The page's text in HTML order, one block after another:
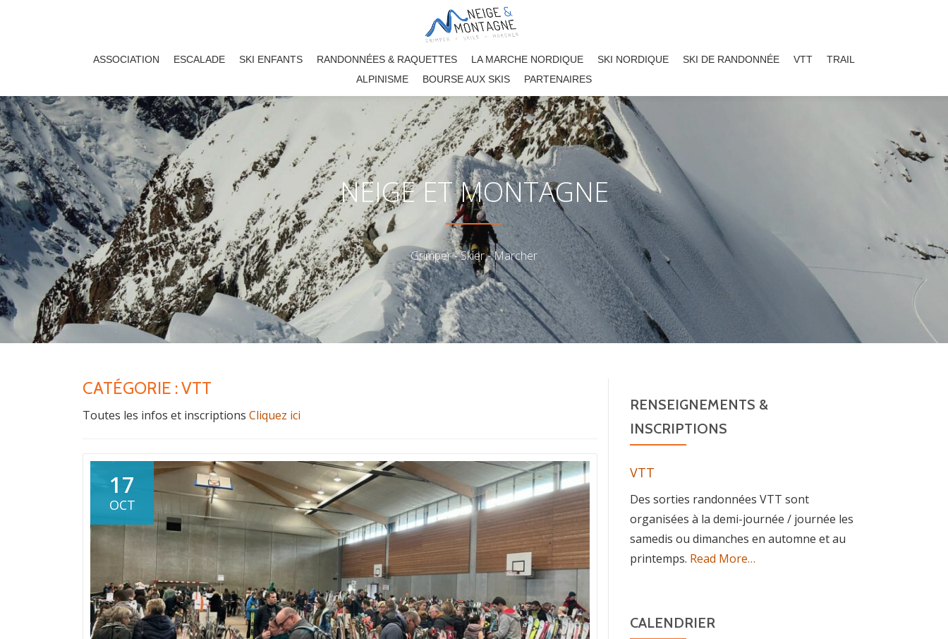
ASSOCIATION ESCALADE SKI ENFANTS RANDONNÉES & RAQUETTES LA MARCHE NORDIQUE SKI NORDIQUE SKI DE RANDONNÉE VTT
TRAIL
ALPINISME
BOURSE AUX SKIS PARTENAIRES
NEIGE ET MONTAGNE
Grimper - Skier - Marcher
CATÉGORIE :VTT
Toutes les infos et inscriptions Cliquez ici
17
OCT
RENSEIGNEMENTS &
INSCRIPTIONS
VTT
Des sorties randonnées VTT sont
organisées à la demi-journée / journée les
samedis ou dimanches en automne et au
printemps. Read Moreabout
…
CALENDRIER